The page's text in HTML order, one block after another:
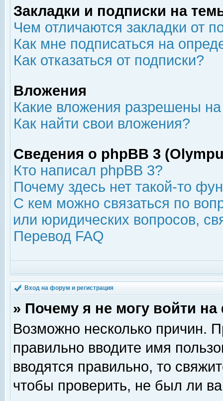
Закладки и подписки на
Чем отличаются закладки от
Как мне подписаться на
Как отказаться от подписки?
Вложения
Какие вложения разрешены
Как найти свои вложения?
Сведения о phpBB 3
Кто написал phpBB 3?
Почему здесь нет такой-то
С кем можно связаться по
или юридических вопросов,
Перевод FAQ
Вход на форум и регистрация
» Почему я не могу войти
Возможно несколько причин.
правильно вводите имя
вводятся правильно, то
чтобы проверить, не был ли